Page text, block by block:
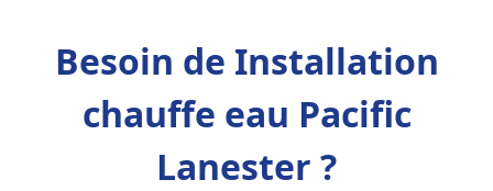
Besoin de Installation
chauffe eau Pacific
Lanester ?